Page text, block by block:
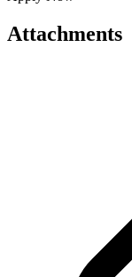
Attachments